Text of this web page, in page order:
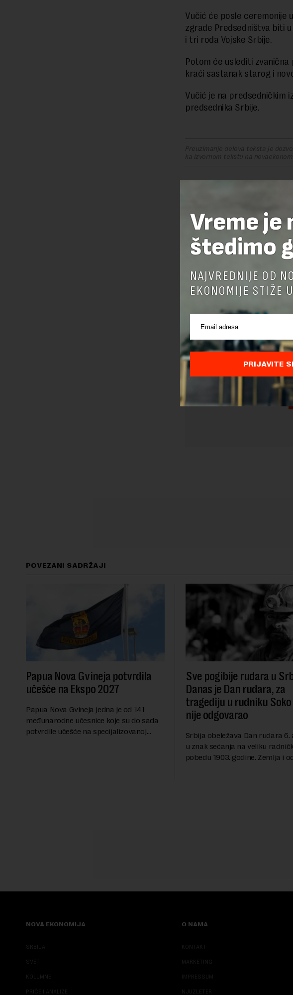
Vučić će posle ceremonije
zgrade Predsedništva biti
i tri roda Vojske Srbije.
Potom će uslediti
kraći sastanak starog i
Vučić je na predsedničkim
predsednika Srbije.
Preuzimanje delova teksta je
ka izvornom tekstu na
Pre slanja komentara,
Sajt je zaštićen pomocu
su primenjeni.
POVEZANI SADRŽAJI
Papua Nova Gvineja potvrdila
učešće na Ekspo 2027
Papua Nova Gvineja jedna je od 141
međunarodne učesnice koje su do sada
potvrdile učešće na specijalizovanoj
Sve pogibije rudara u
Danas je Dan rudara, za
tragediju u rudniku
nije odgovarao
Srbija obeležava Dan rudara 6.
u znak sećanja na veliku
pobedu 1903. godine. Zemlja i
NOVA EKONOMIJA
SRBIJA
SVET
KOLUMNE
PRIČE I ANALIZE
O NAMA
KONTAKT
MARKETING
IMPRESSUM
NJUZLETER
Vreme je
štedimo
NAJVREDNIJE OD
EKONOMIJE STIŽE
PRIJAVITE